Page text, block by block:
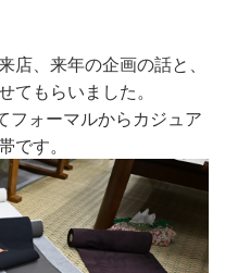
、来年の企画の話と、
てもらいました。
フォーマルからカジュア
です。